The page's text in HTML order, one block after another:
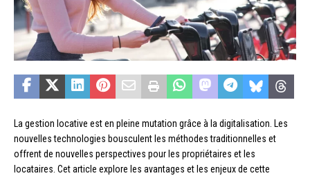
La gestion locative est en pleine mutation grâce à la digitalisation. Les
nouvelles technologies bousculent les méthodes traditionnelles et
offrent de nouvelles perspectives pour les propriétaires et les
locataires. Cet article explore les avantages et les enjeux de cette